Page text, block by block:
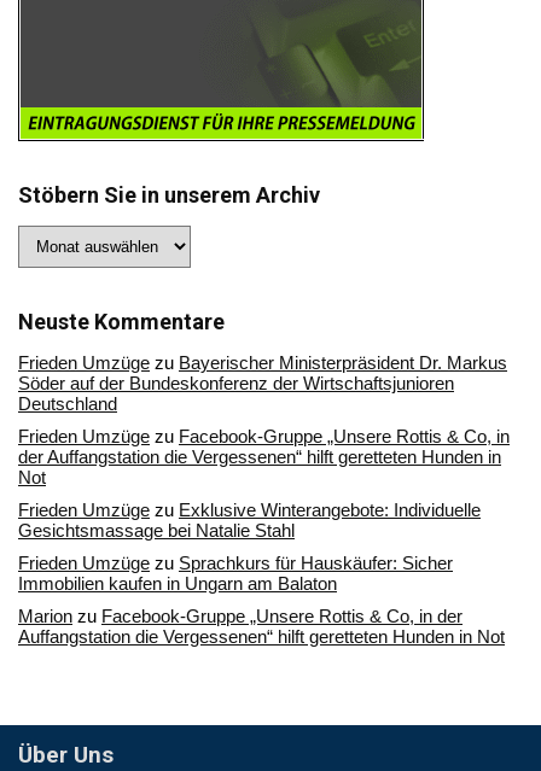
Stöbern Sie in unserem Archiv
Sie
Archiv
Neuste Kommentare
Frieden Umzüge zu Bayerischer Ministerpräsident Dr. Markus
Söder auf der Bundeskonferenz der Wirtschaftsjunioren
Deutschland
Frieden Umzüge zu Facebook-Gruppe „Unsere Rottis & Co, in
der Auffangstation die Vergessenen“ hilft geretteten Hunden in
Not
Frieden Umzüge zu Exklusive Winterangebote: Individuelle
Gesichtsmassage bei Natalie Stahl
Frieden Umzüge zu Sprachkurs für Hauskäufer: Sicher
Immobilien kaufen in Ungarn am Balaton
Marion zu Facebook-Gruppe „Unsere Rottis & Co, in der
Auffangstation die Vergessenen“ hilft geretteten Hunden in Not
Über Uns